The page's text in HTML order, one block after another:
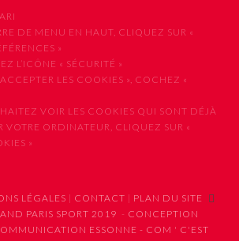
DE MENU EN HAUT, CLIQUEZ SUR «
»
L’ICÔNE « SÉCURITÉ »
LES COOKIES », COCHEZ «
VOIR LES COOKIES QUI SONT DÉJÀ
VOTRE ORDINATEUR, CLIQUEZ SUR «
»
LÉGALES | CONTACT | PLAN DU SITE
PARIS SPORT 2019 - CONCEPTION